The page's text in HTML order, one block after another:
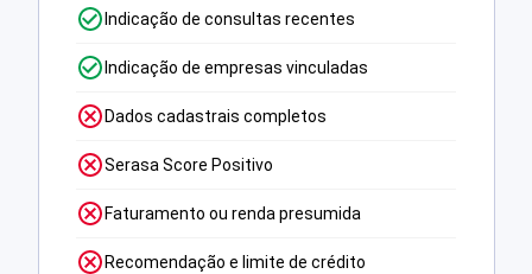
Indicação de consultas recentes
Indicação de empresas vinculadas
Dados cadastrais completos
Serasa Score Positivo
Faturamento ou renda presumida
Recomendação e limite de crédito